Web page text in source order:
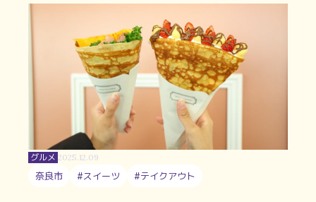
グルメ 2025.12.09
奈良市 #スイーツ #テイクアウト